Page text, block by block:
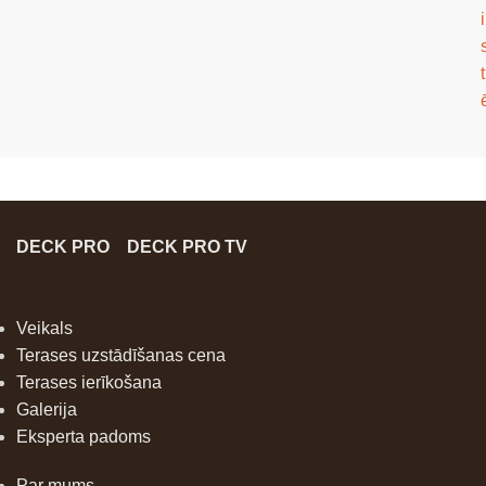
i
t
DECK PRO DECK PRO TV
Veikals
Terases uzstādīšanas cena
Terases ierīkošana
Galerija
Eksperta padoms